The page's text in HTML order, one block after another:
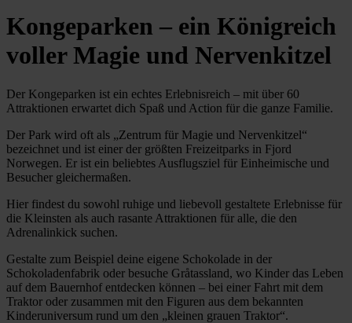
Kongeparken – ein Königreich
voller Magie und Nervenkitzel
Der Kongeparken ist ein echtes Erlebnisreich – mit über 60
Attraktionen erwartet dich Spaß und Action für die ganze Familie.
Der Park wird oft als „Zentrum für Magie und Nervenkitzel“
bezeichnet und ist einer der größten Freizeitparks in Fjord
Norwegen. Er ist ein beliebtes Ausflugsziel für Einheimische und
Besucher gleichermaßen.
Hier findest du sowohl ruhige und liebevoll gestaltete Erlebnisse für
die Kleinsten als auch rasante Attraktionen für alle, die den
Adrenalinkick suchen.
Gestalte zum Beispiel deine eigene Schokolade in der
Schokoladenfabrik oder besuche Gråtassland, wo Kinder das Leben
auf dem Bauernhof entdecken können – bei einer Fahrt mit dem
Traktor oder zusammen mit den Figuren aus dem bekannten
Kinderuniversum rund um den „kleinen grauen Traktor“.